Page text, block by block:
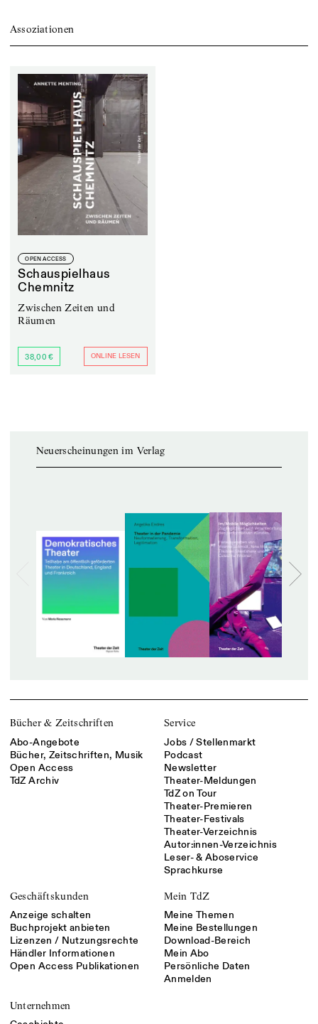
Assoziationen
OPEN ACCESS
Schauspielhaus
Chemnitz
Zwischen Zeiten und
Räumen
38,00 € ONLINE LESEN
Neuerscheinungen im Verlag
Bücher & Zeitschriften
Abo-Angebote
Bücher, Zeitschriften, Musik
Open Access
TdZ Archiv
Service
Jobs / Stellenmarkt
Podcast
Newsletter
Theater-Meldungen
TdZ on Tour
Theater-Premieren
Theater-Festivals
Theater-Verzeichnis
Autor:innen-Verzeichnis
Leser- & Aboservice
Sprachkurse
Geschäftskunden
Anzeige schalten
Buchprojekt anbieten
Lizenzen / Nutzungsrechte
Händler Informationen
Open Access Publikationen
Mein TdZ
Meine Themen
Meine Bestellungen
Download-Bereich
Mein Abo
Persönliche Daten
Anmelden
Unternehmen